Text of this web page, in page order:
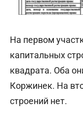
На первом
капитальных
квадрата. Оба
Коржинек. На
строений нет.